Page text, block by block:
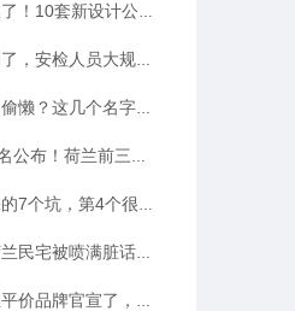
计公布，你最喜欢哪一款？
员大规模停工越来越近…
几个名字几乎满大街都是
前三，中国护照进步很大
第4个很多人都会中招…
满脏话，只因支持难民…
了，将硬扛Temu和SHEIN